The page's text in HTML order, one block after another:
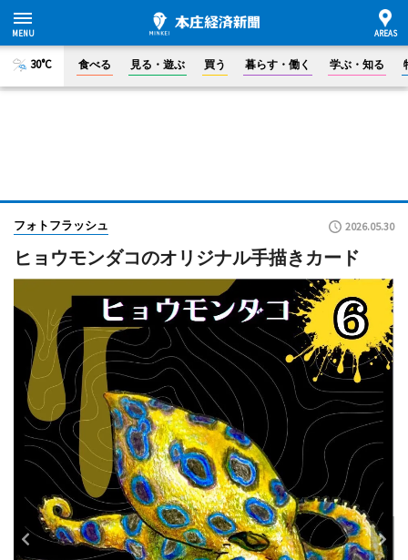
30°C 食べる 見る・遊ぶ 買う 暮らす・働く 学ぶ・知る
フォトフラッシュ 2026.05.30
ヒョウモンダコのオリジナル手描きカード